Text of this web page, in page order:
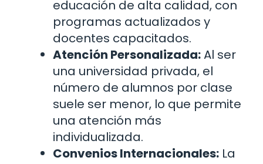
educación de alta calidad, con
programas actualizados y
docentes capacitados.
Atención Personalizada:Al ser
una universidad privada, el
número de alumnos por clase
suele ser menor, lo que permite
una atención más
individualizada.
Convenios Internacionales: La